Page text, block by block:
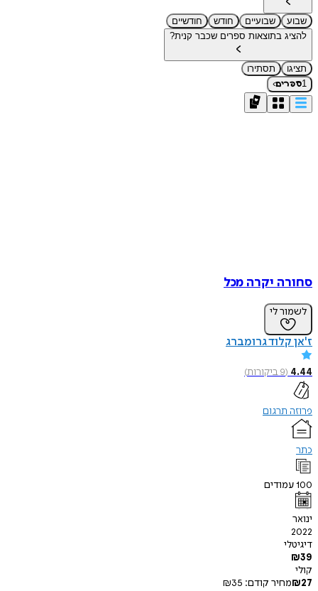
שבוע שבועיים חודש
חודשיים
להציג בתוצאות ספרים שכבר קנית?
תציגו
תסתירו
1ספרים›
סחורה יקרה מכל
לשמור לי
ז'אן קלוד גרומברג
4.44
(
9ביקורות)
פרוזה תרגום
כתר
100עמודים
ינואר
2022
דיגיטלי
₪39
קולי
₪27 מחיר קודם: ₪35